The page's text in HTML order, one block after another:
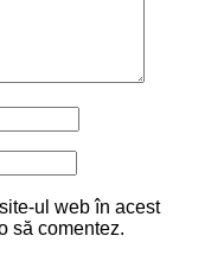
ul web în acest
să comentez.